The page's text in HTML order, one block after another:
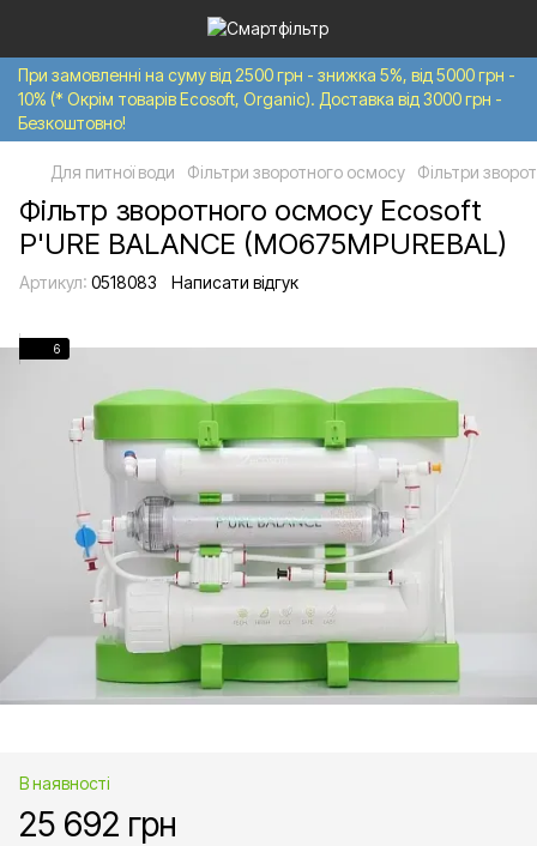
При замовленні на суму від 2500 грн - знижка 5%, від 5000 грн -
10% (* Окрім товарів Ecosoft, Organic). Доставка від 3000 грн -
Безкоштовно!
Для питної води Фільтри зворотного осмосу Фільтри
Фільтр зворотного осмосу Ecosoft
P'URE BALANCE (MO675MPUREBAL)
Артикул: 0518083 Написати відгук
6
В наявності
25 692 грн